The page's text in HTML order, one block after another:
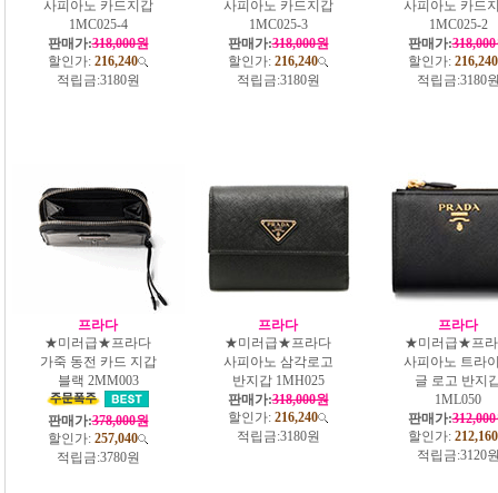
사피아노 카드지갑
1MC025-4
판매가:318,000원
할인가: 216,240
적립금:3180원
사피아노 카드지갑
1MC025-3
판매가:318,000원
할인가: 216,240
적립금:3180원
사피아노 카드
1MC025-2
판매가:
할인가: 216,240
적립금:3180
프라다
★미러급★프라다
가죽 동전 카드 지갑
블랙 2MM003
판매가:378,000원
할인가: 257,040
적립금:3780원
프라다
★미러급★프라다
사피아노 삼각로고
반지갑 1MH025
판매가:318,000원
할인가: 216,240
적립금:3180원
프라다
★미러급★프
사피아노 트라
글 로고 반지
1ML050
판매가:
할인가: 212,160
적립금:3120